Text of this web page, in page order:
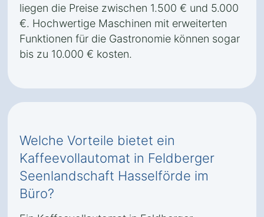
liegen die Preise zwischen 1.500 € und 5.000
€. Hochwertige Maschinen mit erweiterten
Funktionen für die Gastronomie können sogar
bis zu 10.000 € kosten.
Welche Vorteile bietet ein
Kaffeevollautomat in Feldberger
Seenlandschaft Hasselförde im
Büro?